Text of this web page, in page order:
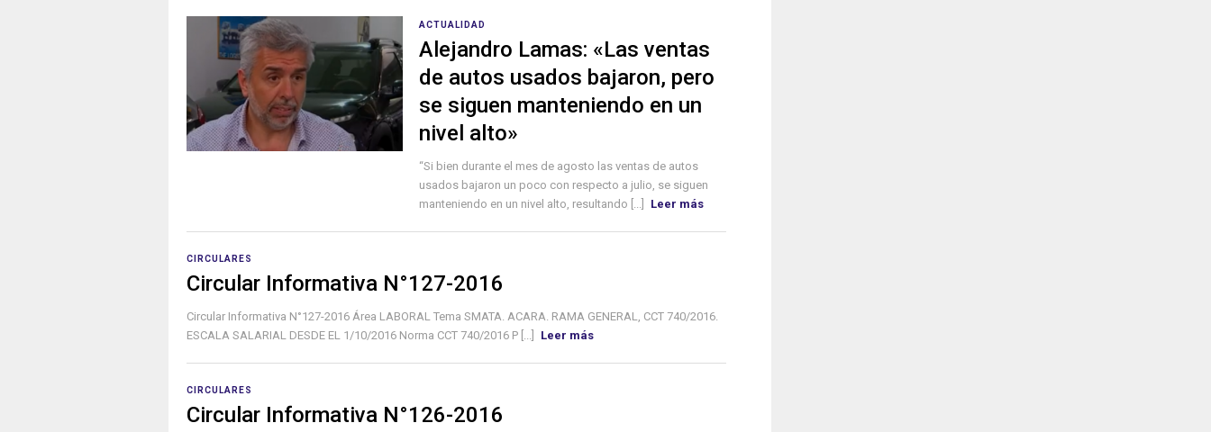
ACTUALIDAD
Alejandro Lamas: «Las ventas
de autos usados bajaron, pero
se siguen manteniendo en un
nivel alto»
“Si bien durante el mes de agosto las ventas de autos
usados bajaron un poco con respecto a julio, se siguen
manteniendo en un nivel alto, resultando [...]
Leer más
CIRCULARES
Circular Informativa N°127-2016
Circular Informativa N°127-2016 Área LABORAL Tema SMATA. ACARA. RAMA GENERAL, CCT 740/2016.
ESCALA SALARIAL DESDE EL 1/10/2016 Norma CCT 740/2016 P [...]
Leer más
CIRCULARES
Circular Informativa N°126-2016